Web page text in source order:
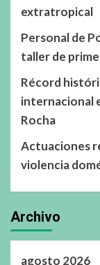
extratropical
Personal de
taller de
Récord
internacional
Rocha
Actuaciones
violencia
Archivo
agosto 2026